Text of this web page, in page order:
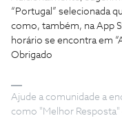
“Portugal” selecionada
como, também, na App
horário se encontra em
Obrigado
Ajude a comunidade a
como "Melhor